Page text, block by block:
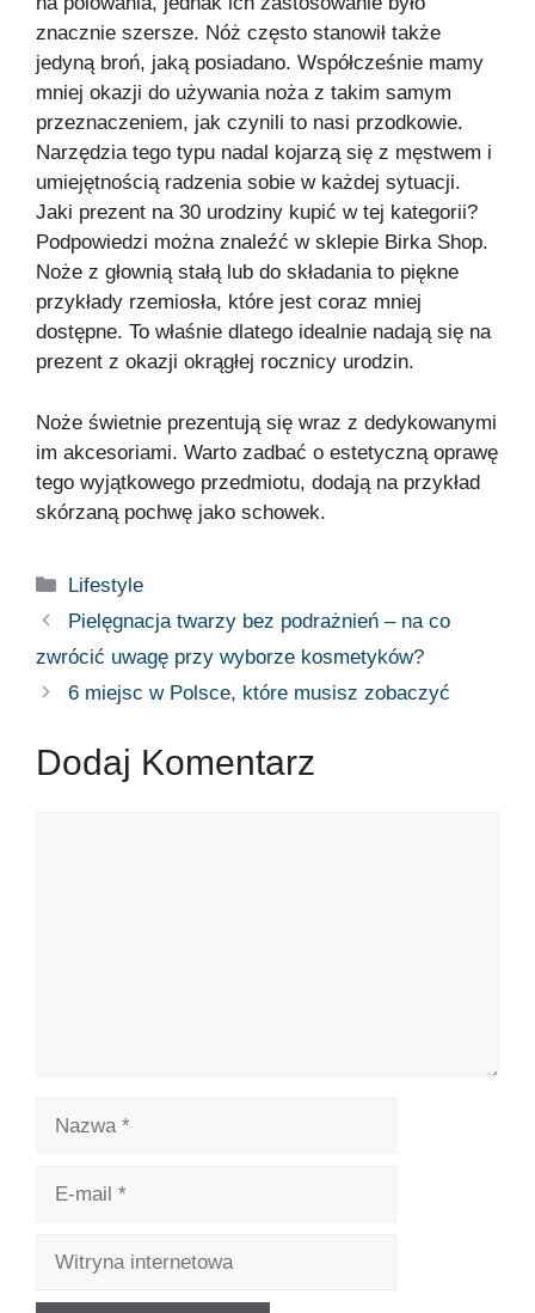
znacznie szersze. Nóż często stanowił także
jedyną broń, jaką posiadano. Współcześnie mamy
mniej okazji do używania noża z takim samym
przeznaczeniem, jak czynili to nasi przodkowie.
Narzędzia tego typu nadal kojarzą się z męstwem i
umiejętnością radzenia sobie w każdej sytuacji.
Jaki prezent na 30 urodziny kupić w tej kategorii?
Podpowiedzi można znaleźć w sklepie Birka Shop.
Noże z głownią stałą lub do składania to piękne
przykłady rzemiosła, które jest coraz mniej
dostępne. To właśnie dlatego idealnie nadają się na
prezent z okazji okrągłej rocznicy urodzin.
Noże świetnie prezentują się wraz z dedykowanymi
im akcesoriami. Warto zadbać o estetyczną oprawę
tego wyjątkowego przedmiotu, dodają na przykład
skórzaną pochwę jako schowek.
Lifestyle
Pielęgnacja twarzy bez podrażnień – na co
zwrócić uwagę przy wyborze kosmetyków?
6 miejsc w Polsce, które musisz zobaczyć
Dodaj Komentarz